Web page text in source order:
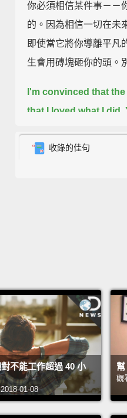
你必須相信某件事－－
的。因為相信一切在未
即使當它將你導離平凡
生會用磚塊砸你的頭。
I'm convinced that
that I loved what I did.
work is gonna fill a
People say you have
you're doing, and it's
is...because it's so
person would give up.
it over a sustained
you're not having fun
收錄的佳句
不能工作超過 40 小
01-08
觀